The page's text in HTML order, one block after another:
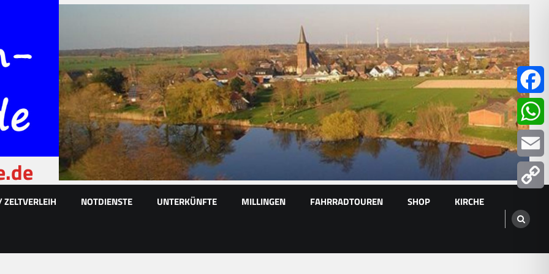
NOTDIENSTE UNTERKÜNFTE MILLINGEN FAHRRADTOUREN SHOP KIRCHE
Email
Link